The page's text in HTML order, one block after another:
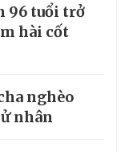
96 tuổi trở
hài cốt
nghèo
nhân